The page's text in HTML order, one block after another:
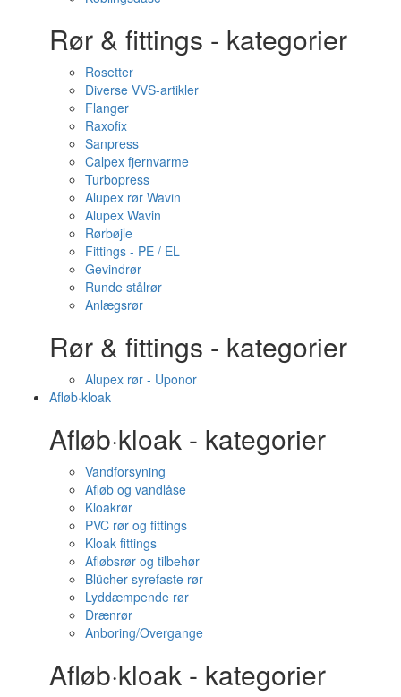
Rør & fittings - kategorier
Rosetter
Diverse VVS-artikler
Flanger
Raxofix
Sanpress
Calpex fjernvarme
Turbopress
Alupex rør Wavin
Alupex Wavin
Rørbøjle
Fittings - PE / EL
Gevindrør
Runde stålrør
Anlægsrør
Rør & fittings - kategorier
Alupex rør - Uponor
Afløb·kloak
Afløb·kloak - kategorier
Vandforsyning
Afløb og vandlåse
Kloakrør
PVC rør og fittings
Kloak fittings
Afløbsrør og tilbehør
Blücher syrefaste rør
Lyddæmpende rør
Drænrør
Anboring/Overgange
Afløb·kloak - kategorier